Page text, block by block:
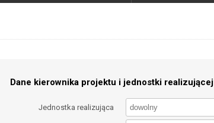
Dane kierownika projektu i jednostki realizującej
Jednostka realizująca